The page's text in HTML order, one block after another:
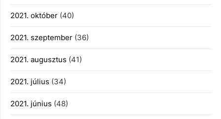
2021. október (40)
2021. szeptember (36)
2021. augusztus (41)
2021. július (34)
2021. június (48)